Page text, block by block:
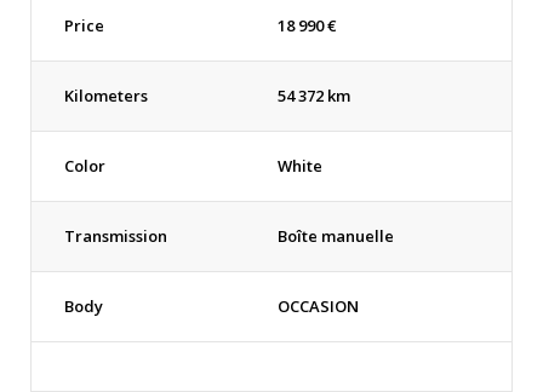
Price 18 990€
Kilometers 54 372 km
Color White
Transmission Boîte manuelle
Body OCCASION